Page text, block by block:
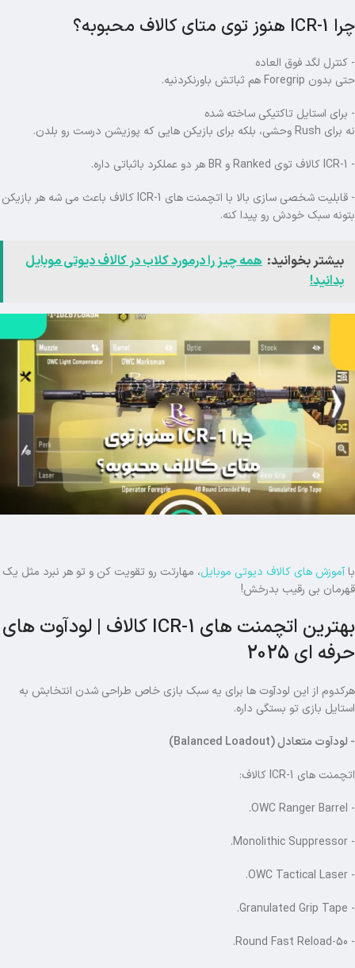
چرا ICR-1 هنوز توی متای کالاف محبوبه؟
- کنترل لگد فوق العاده
حتی بدون Foregrip هم ثباتش باورنکردنیه.
- برای استایل تاکتیکی ساخته شده
نه برای Rush وحشی، بلکه برای بازیکن هایی که پوزیشن درست رو بلد‌ن.
- ICR-1 کالاف توی Ranked و BR هر دو عملکرد باثباتی داره.
- قابلیت شخصی سازی بالا با اتچمنت های ICR-1 کالاف باعث می شه هر بازیکن
بتونه سبک خودش رو پیدا کنه.
بیشتر بخوانید: همه چیز را درمورد کلاب در کالاف دیوتی موبایل
بدانید!
باآموزش های کالاف دیوتی موبایل، مهارتت رو تقویت کن و تو هر نبرد مثل یک
قهرمان بی رقیب بدرخش!
بهترین اتچمنت های ICR-1 کالاف | لودآوت های
حرفه ای 2025
هرکدوم از این لودآوت ها برای یه سبک بازی خاص طراحی شدن انتخابش به
استایل بازی تو بستگی داره.
- لودآوت متعادل (Balanced Loadout)
اتچمنت های ICR-1 کالاف:
- OWC Ranger Barrel.
- Monolithic Suppressor.
- OWC Tactical Laser.
- Granulated Grip Tape.
- 50-Round Fast Reload.